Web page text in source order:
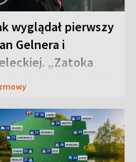
wyglądał pierwszy
Gelnera i
„Zatoka
od razu ich